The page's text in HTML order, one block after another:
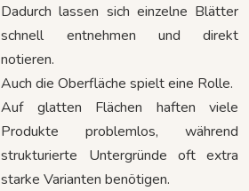
Dadurch lassen sich einzelne Blätter
schnell entnehmen und direkt
notieren.
Auch die Oberfläche spielt eine Rolle.
Auf glatten Flächen haften viele
Produkte problemlos, während
strukturierte Untergründe oft extra
starke Varianten benötigen.